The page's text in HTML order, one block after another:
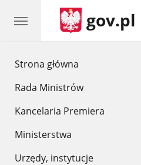
Strona główna
Rada Ministrów
Kancelaria Premiera
Ministerstwa
Urzędy, instytucje
gov.pl